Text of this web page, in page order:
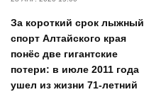
За короткий срок лыжный
спорт Алтайского края
понёс две гигантские
потери: в июле 2011 года
ушел из жизни 71-летний